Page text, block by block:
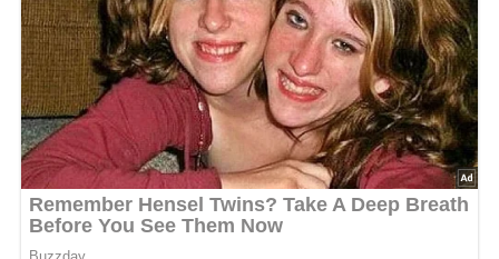
Schwitze langsam mit dem Blumenkohlwasser
aufgießen und unter ständigem Rühren aufkochen
lassen. Anschließend vom Herd nehmen.
Ei einrühren (5 Minuten):Das Ei verquirlen und in die
heiße, aber nicht mehr kochende Suppe einrühren,
damit es nicht gerinnt.
Blumenkohl hinzufügen (5 Minuten):Die vorgegarten
Blumenkohlröschen und -stücke in die Suppe geben
und kurz ziehen lassen.
Abschmecken (2 Minuten):